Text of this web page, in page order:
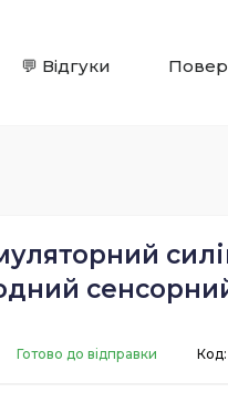
💬 Відгуки
Готово до відправки Код: